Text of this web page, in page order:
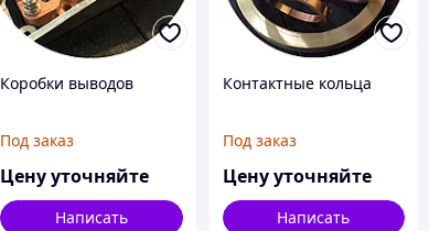
Коробки выводов
Под заказ
Цену уточняйте
Написать
Контактные кольца
Под заказ
Цену уточняйте
Написать